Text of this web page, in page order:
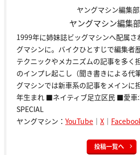
ヤングマシン編集
ヤングマシン編集
1999年に姉妹誌ビッグマシンへ配属
グマシンに。バイクひとすじで編集者
テクニックやメカニズムの記事を多く
のインプレ起こし（聞き書きによる代
グマシンでは新車系の記事をメイン
年生まれ ■ネイティブ足立区民 ■愛車
SPECIAL
ヤングマシン： YouTube ｜ X ｜
投稿一覧へ